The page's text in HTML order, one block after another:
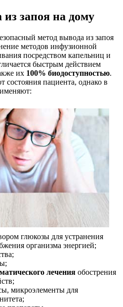
запоя на дому
метод вывода из запоя
методов инфузионной
посредством капельниц и
быстрым действием
их 100% биодоступностью.
состояния пациента, однако в
глюкозы для устранения
организма энергией;
лечения обострения
микроэлементы для